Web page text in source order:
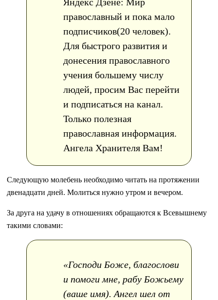
Яндекс Дзене: Мир
православный и пока мало
подписчиков(20 человек).
Для быстрого развития и
донесения православного
учения большему числу
людей, просим Вас перейти
и подписаться на канал.
Только полезная
православная информация.
Ангела Хранителя Вам!
Следующую молебень необходимо читать на протяжении
двенадцати дней. Молиться нужно утром и вечером.
За друга на удачу в отношениях обращаются к Всевышнему
такими словами:
«Господи Боже, благослови
и помоги мне, рабу Божьему
(ваше имя). Ангел шел от